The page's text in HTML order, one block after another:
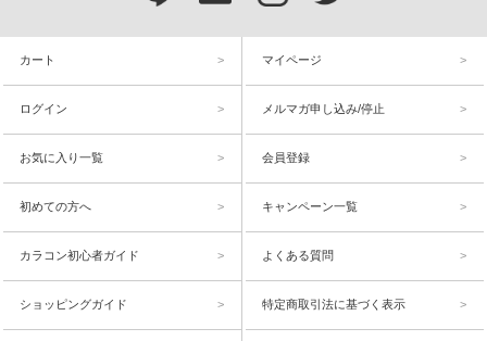
カート マイページ
ログイン メルマガ申し込み/停止
お気に入り一覧 会員登録
初めての方へ キャンペーン一覧
カラコン初心者ガイド よくある質問
ショッピングガイド 特定商取引法に基づく表示